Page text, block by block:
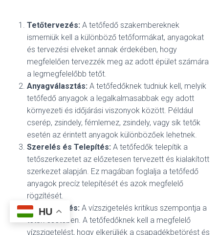
Tetőtervezés: A tetőfedő szakembereknek
ismerniük kell a különböző tetőformákat, anyagokat
és tervezési elveket annak érdekében, hogy
megfelelően tervezzék meg az adott épület számára
a legmegfelelőbb tetőt.
Anyagválasztás: A tetőfedőknek tudniuk kell, melyik
tetőfedő anyagok a legalkalmasabbak egy adott
környezeti és időjárási viszonyok között. Például
cserép, zsindely, fémlemez, zsindely, vagy sík tetők
esetén az érintett anyagok különbözőek lehetnek.
Szerelés és Telepítés: A tetőfedők telepítik a
tetőszerkezetet az előzetesen tervezett és kialakított
szerkezet alapján. Ez magában foglalja a tetőfedő
anyagok precíz telepítését és azok megfelelő
rögzítését.
Vízszigetelés: A vízszigetelés kritikus szempontja a
tetők esetében. A tetőfedőknek kell a megfelelő
vízszigetelést, hogy elkerüljék a csapadékbetörést és
HU